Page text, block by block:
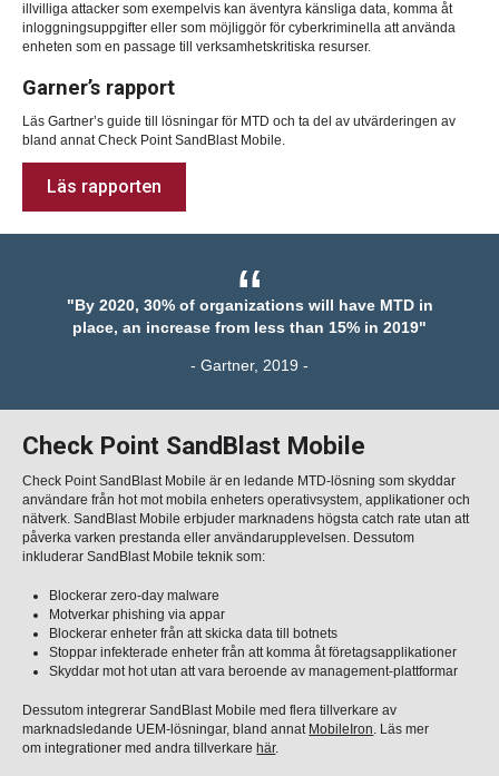
illvilliga attacker som exempelvis kan äventyra känsliga data, komma åt
inloggningsuppgifter eller som möjliggör för cyberkriminella att använda
enheten som en passage till verksamhetskritiska resurser.
Garner’s rapport
Läs Gartner’s guide till lösningar för MTD och ta del av utvärderingen av
bland annat Check Point SandBlast Mobile.
Läs rapporten
“
"By 2020, 30% of organizations will have MTD in
place, an increase from less than 15% in 2019"
- Gartner, 2019 -
Check Point SandBlast Mobile
Check Point SandBlast Mobile är en ledande MTD-lösning som skyddar
användare från hot mot mobila enheters operativsystem, applikationer och
nätverk. SandBlast Mobile erbjuder marknadens högsta catch rate utan att
påverka varken prestanda eller användarupplevelsen. Dessutom
inkluderar SandBlast Mobile teknik som:
Blockerar zero-day malware
Motverkar phishing via appar
Blockerar enheter från att skicka data till botnets
Stoppar infekterade enheter från att komma åt företagsapplikationer
Skyddar mot hot utan att vara beroende av management-plattformar
Dessutom integrerar SandBlast Mobile med flera tillverkare av
marknadsledande UEM-lösningar, bland annat MobileIron. Läs mer
om integrationer med andra tillverkare här.